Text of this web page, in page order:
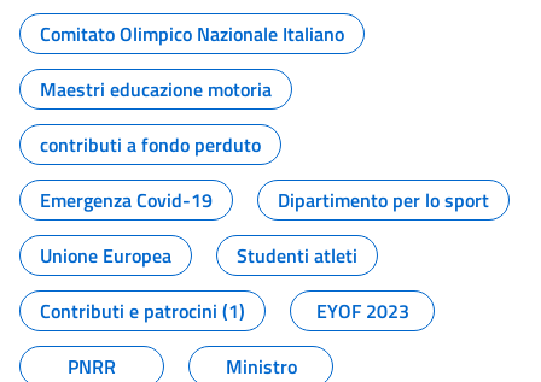
Comitato Olimpico Nazionale Italiano
Maestri educazione motoria
contributi a fondo perduto
Emergenza Covid-19
Dipartimento per lo sport
Unione Europea
Studenti atleti
Contributi e patrocini (1)
EYOF 2023
PNRR
Ministro